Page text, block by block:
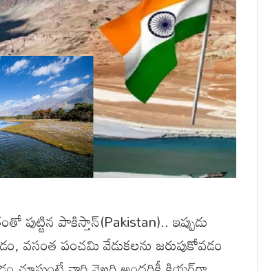
పుట్టిన పాకిస్తాన్(Pakistan).. ఇప్పుడు
వసంత పంచమి వేడుకలను జరుపుకోవడం